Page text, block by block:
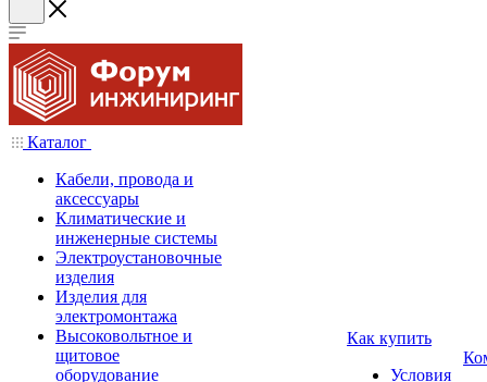
Каталог
Кабели, провода и
аксессуары
Климатические и
инженерные системы
Электроустановочные
изделия
Изделия для
электромонтажа
Высоковольтное и
щитовое
оборудование
Как купить
Условия